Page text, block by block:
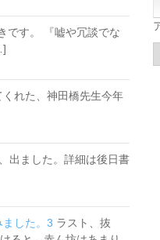
です。 『嘘や冗談でな
れた、神田橋先生今年
出ました。詳細は後日書
した。3 ラスト、抜